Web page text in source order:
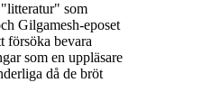
som
Gilgamesh-eposet
försöka bevara
som en uppläsare
då de bröt